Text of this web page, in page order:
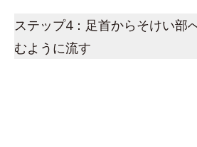
ステップ4：足首からそけい部
むように流す